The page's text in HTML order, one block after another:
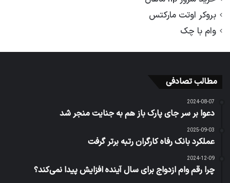
بروکر اوتت مارکتس
وام با چک
مطالب تصادفی
2024-08-07
دعوا بر سر جای پارک باز هم به جنایت منجر شد
2025-09-03
عملکرد بانک رفاه کارگران رتبه برتر گرفت
2024-12-09
چرا رقم وام ازدواج برای سال آینده افزایش پیدا نمی‌کند؟